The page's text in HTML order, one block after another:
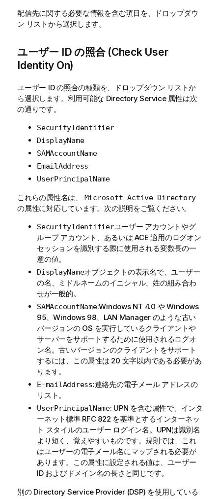
配信先に関する必要な情報を含む項目を、ドロップダウ
ン リストから選択します。
ユーザー ID の照合 (Check User
Identity On)
ユーザー ID の照合の種類を、ドロップダウン リストか
ら選択します。利用可能な Directory Service 属性は次
の通りです。
SecurityIdentifier
DisplayName
SAMAccountName
EmailAddress
UserPrincipalName
これらの属性名は、 Microsoft Active Directory
の属性に対応しています。 次の説明をご覧ください。
SecurityIdentifierユーザー アカウントやグ
ループ アカウント、あるいは ACE 適用のログオン
セッションを識別する際に使用される変数長の一
意の値。
DisplayNameオブジェクトの表示名で、ユーザー
の名、ミドルネームのイニシャル、姓の組み合わ
せが一般的。
SAMAccountName:Windows NT 4.0 や Windows
95、Windows 98、LAN Manager のような古い
バージョンの OS を実行しているクライアントや
サーバーをサポートするために使用されるログオ
ン名。古いバージョンのクライアントをサポート
するには、この属性は 20 文字以内である必要があ
ります。
E-mailAddress:連絡先の電子メール アドレスの
リスト。
UserPrincipalName: UPN を含む属性で、インタ
ーネット標準 RFC 822 を基準とするインターネッ
ト スタイルのユーザー ログイン名。UPNは識別名
より短く、覚えやすいものです。規則では、これ
はユーザーの電子メール名にマップされる必要が
あります。この属性に設定される値は、ユーザー
ID およびドメイン名の長さと同じです。
別の Directory Service Provider (DSP) を使用している